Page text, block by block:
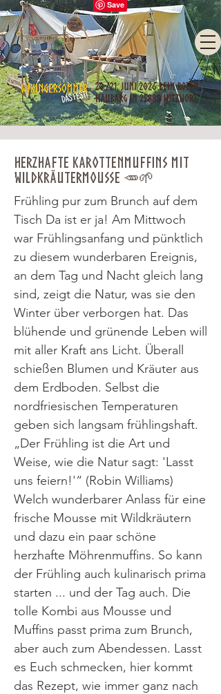
Herzhafte Karottenmuffins mit
Wildkräutermousse 🥕🌱
Frühling pur zum Brunch auf dem
Tisch Da ist er ja! Am Mittwoch
war Frühlingsanfang und pünktlich
zu diesem wunderbaren Ereignis,
an dem Tag und Nacht gleich lang
sind, zeigt die Natur, was sie den
Winter über verborgen hat. Das
blühende und grünende Leben will
mit aller Kraft ans Licht. Überall
schießen Blumen und Kräuter aus
dem Erdboden. Selbst die
nordfriesischen Temperaturen
geben sich langsam frühlingshaft.
„Der Frühling ist die Art und
Weise, wie die Natur sagt: 'Lasst
uns feiern!'“ (Robin Williams)
Welch wunderbarer Anlass für eine
frische Mousse mit Wildkräutern
und dazu ein paar schöne
herzhafte Möhrenmuffins. So kann
der Frühling auch kulinarisch prima
starten ... und der Tag auch. Die
tolle Kombi aus Mousse und
Muffins passt prima zum Brunch,
aber auch zum Abendessen. Lasst
es Euch schmecken, hier kommt
das Rezept, wie immer ganz nach